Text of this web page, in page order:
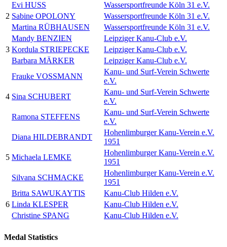
2
Evi HUSS
Wassersportfreunde Köln 31 e.V.
Sabine OPOLONY
Wassersportfreunde Köln 31 e.V.
Martina RÜBHAUSEN
Wassersportfreunde Köln 31 e.V.
3
Mandy BENZIEN
Leipziger Kanu-Club e.V.
Kordula STRIEPECKE
Leipziger Kanu-Club e.V.
Barbara MÄRKER
Leipziger Kanu-Club e.V.
4
Frauke VOSSMANN
Kanu- und Surf-Verein Schwerte
e.V.
Sina SCHUBERT
Kanu- und Surf-Verein Schwerte
e.V.
Ramona STEFFENS
Kanu- und Surf-Verein Schwerte
e.V.
5
Diana HILDEBRANDT
Hohenlimburger Kanu-Verein e.V.
1951
Michaela LEMKE
Hohenlimburger Kanu-Verein e.V.
1951
Silvana SCHMACKE
Hohenlimburger Kanu-Verein e.V.
1951
6
Britta SAWUKAYTIS
Kanu-Club Hilden e.V.
Linda KLESPER
Kanu-Club Hilden e.V.
Christine SPANG
Kanu-Club Hilden e.V.
Medal Statistics